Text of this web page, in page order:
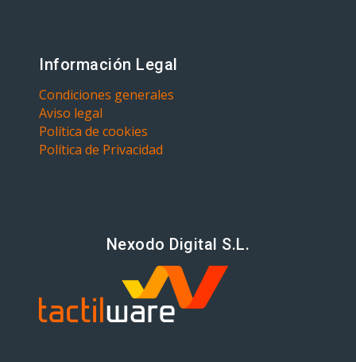
Información Legal
Condiciones generales
Aviso legal
Política de cookies
Política de Privacidad
Nexodo Digital S.L.